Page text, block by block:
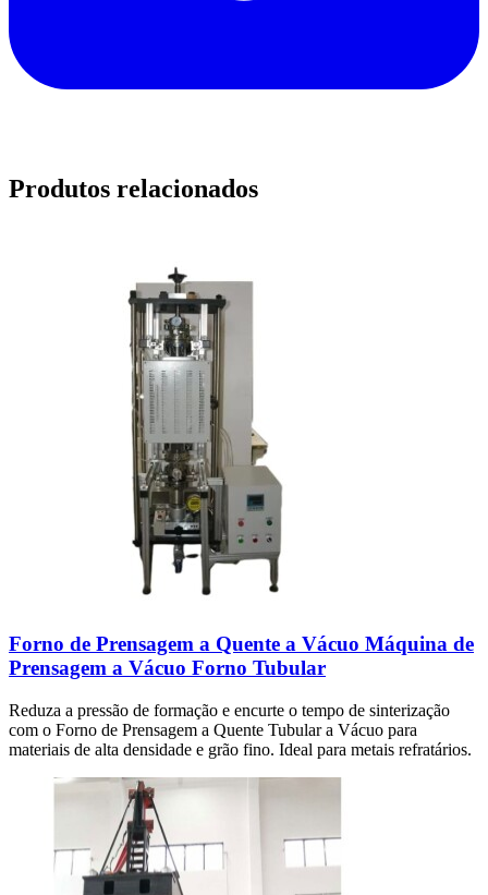
Produtos relacionados
Forno de Prensagem a Quente a Vácuo Máquina de
Prensagem a Vácuo Forno Tubular
Reduza a pressão de formação e encurte o tempo de sinterização
com o Forno de Prensagem a Quente Tubular a Vácuo para
materiais de alta densidade e grão fino. Ideal para metais refratários.